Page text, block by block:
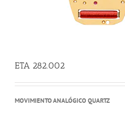
ETA 282.002
MOVIMIENTO ANALÓGICO QUARTZ